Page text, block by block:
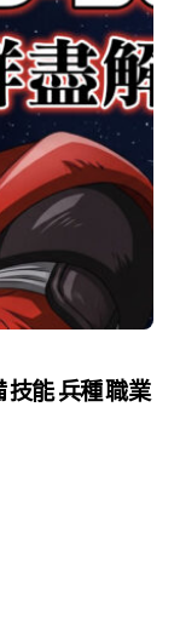
技能 兵種 職業